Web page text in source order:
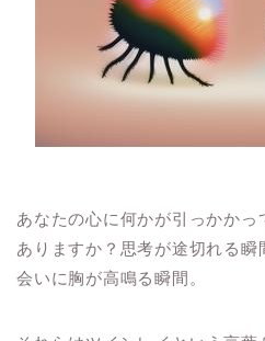
あなたの心に何かが引っかか
ありますか？思考が途切れる瞬
会いに胸が高鳴る瞬間。